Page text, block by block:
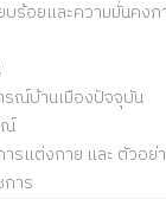
ร้อยและความมั่นคงภ
ณ์บ้านเมืองปัจจุบัน
ณ์
ารแต่งกาย และ ตัวอ
าร